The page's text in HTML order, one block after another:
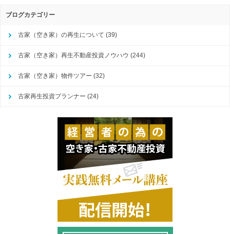
ブログカテゴリー
古家（空き家）の再生について (39)
古家（空き家）再生不動産投資ノウハウ (244)
古家（空き家）物件ツアー (32)
古家再生投資プランナー (24)